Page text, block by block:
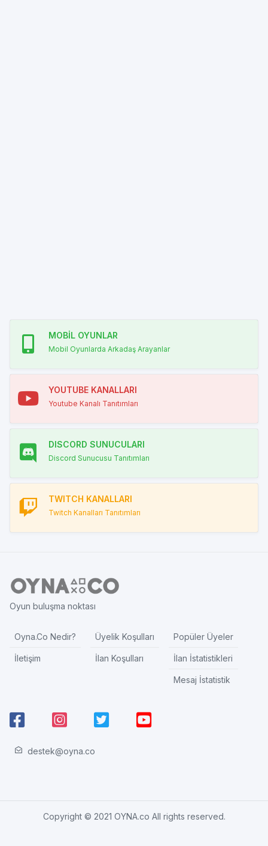
MOBİL OYUNLAR
Mobil Oyunlarda Arkadaş Arayanlar
YOUTUBE KANALLARI
Youtube Kanalı Tanıtımları
DISCORD SUNUCULARI
Discord Sunucusu Tanıtımları
TWITCH KANALLARI
Twitch Kanalları Tanıtımları
Oyun buluşma noktası
Oyna.Co Nedir?
İletişim
Üyelik Koşulları
İlan Koşulları
Popüler Üyeler
İlan İstatistikleri
Mesaj İstatistik
destek@oyna.co
Copyright © 2021 OYNA.co All rights reserved.